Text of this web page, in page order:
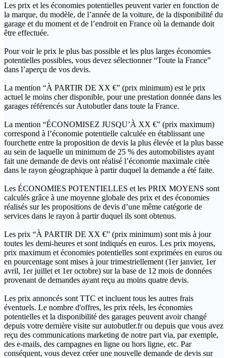
Les prix et les économies potentielles peuvent varier en fonction de
la marque, du modèle, de l’année de la voiture, de la disponibilité du
garage et du moment et de l’endroit en France où la demande doit
être effectuée.
Pour voir le prix le plus bas possible et les plus larges économies
potentielles possibles, vous devez sélectionner “Toute la France”
dans l’aperçu de vos devis.
La mention “À PARTIR DE XX €” (prix minimum) est le prix
actuel le moins cher disponible, pour une prestation donnée dans les
garages référencés sur Autobutler dans toute la France.
La mention “ÉCONOMISEZ JUSQU’À XX €” (prix maximum)
correspond à l’économie potentielle calculée en établissant une
fourchette entre la proposition de devis la plus élevée et la plus basse
au sein de laquelle un minimum de 25 % des automobilistes ayant
fait une demande de devis ont réalisé l’économie maximale citée
dans le rayon géographique à partir duquel la demande a été faite.
Les ÉCONOMIES POTENTIELLES et les PRIX MOYENS sont
calculés grâce à une moyenne globale des prix et des économies
réalisés sur les propositions de devis d’une même catégorie de
services dans le rayon à partir duquel ils sont obtenus.
Les prix “À PARTIR DE XX €” (prix minimum) sont mis à jour
toutes les demi-heures et sont indiqués en euros. Les prix moyens,
prix maximum et économies potentielles sont exprimées en euros ou
en pourcentage sont mises à jour trimestriellement (1er janvier, 1er
avril, 1er juillet et 1er octobre) sur la base de 12 mois de données
provenant de demandes ayant reçu au moins quatre devis.
Les prix annoncés sont TTC et incluent tous les autres frais
éventuels. Le nombre d'offres, les prix réels, les économies
potentielles et la disponibilité des garages peuvent avoir changé
depuis votre dernière visite sur autobutler.fr ou depuis que vous avez
reçu des communications marketing de notre part via, par exemple,
des e-mails, des campagnes en ligne ou hors ligne, etc. Par
conséquent, vous devez créer une nouvelle demande de devis sur